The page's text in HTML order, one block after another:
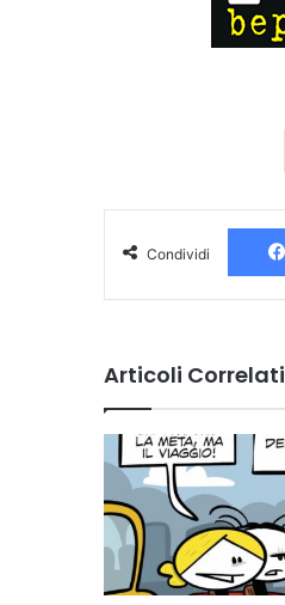
Condividi
Articoli Correlati